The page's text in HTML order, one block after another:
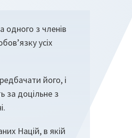
одного з членів
усіх
його, і
за доцільне з
Націй, в якій